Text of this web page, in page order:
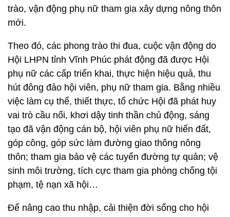
trào, vận động phụ nữ tham gia xây dựng nông thôn
mới.
Theo đó, các phong trào thi đua, cuộc vận động do
Hội LHPN tỉnh Vĩnh Phúc phát động đã được Hội
phụ nữ các cấp triển khai, thực hiện hiệu quả, thu
hút đông đảo hội viên, phụ nữ tham gia. Bằng nhiều
việc làm cụ thể, thiết thực, tổ chức Hội đã phát huy
vai trò cầu nối, khơi dậy tinh thần chủ động, sáng
tạo đã vận động cán bộ, hội viên phụ nữ hiến đất,
góp công, góp sức làm đường giao thông nông
thôn; tham gia bảo vệ các tuyến đường tự quản; vệ
sinh môi trường, tích cực tham gia phòng chống tội
phạm, tệ nạn xã hội…
Để nâng cao thu nhập, cải thiện đời sống cho hội